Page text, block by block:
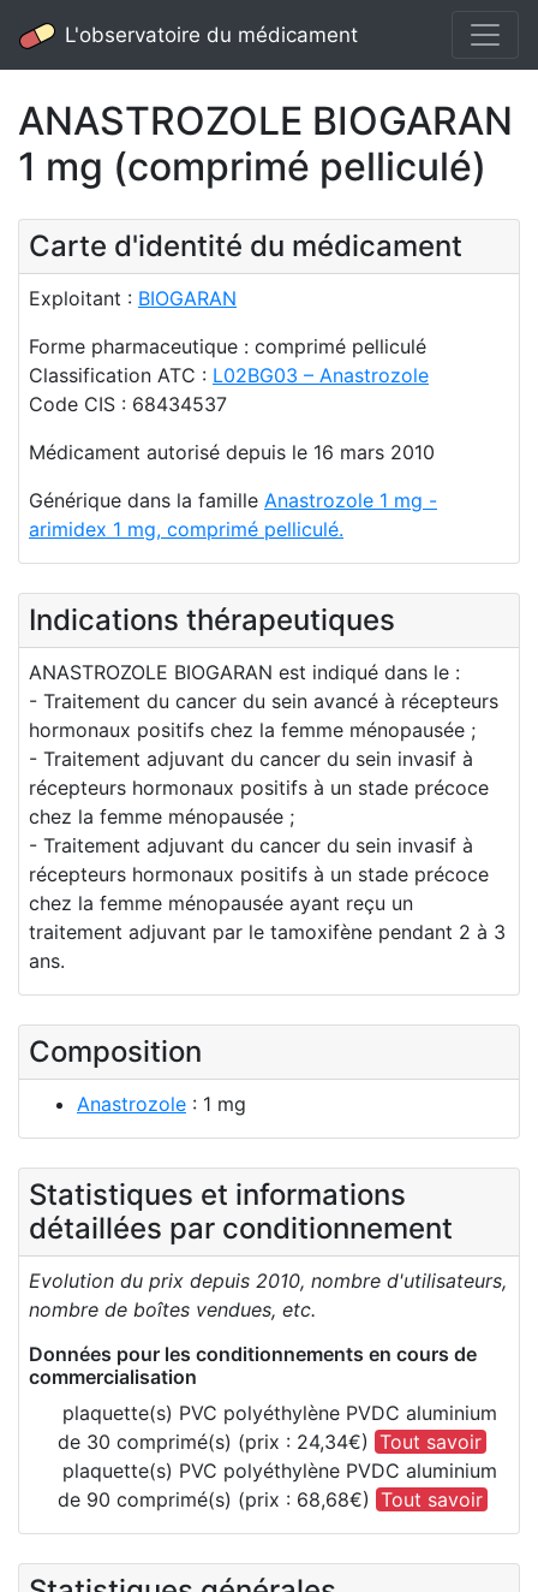
L'observatoire du médicament
ANASTROZOLE BIOGARAN
1 mg (comprimé pelliculé)
Carte d'identité du médicament
Exploitant : BIOGARAN
Forme pharmaceutique : comprimé pelliculé
Classification ATC : L02BG03 – Anastrozole
Code CIS : 68434537
Médicament autorisé depuis le 16 mars 2010
Générique dans la famille Anastrozole 1 mg -
arimidex 1 mg, comprimé pelliculé.
Indications thérapeutiques
ANASTROZOLE BIOGARAN est indiqué dans le :
- Traitement du cancer du sein avancé à récepteurs
hormonaux positifs chez la femme ménopausée ;
- Traitement adjuvant du cancer du sein invasif à
récepteurs hormonaux positifs à un stade précoce
chez la femme ménopausée ;
- Traitement adjuvant du cancer du sein invasif à
récepteurs hormonaux positifs à un stade précoce
chez la femme ménopausée ayant reçu un
traitement adjuvant par le tamoxifène pendant 2 à 3
ans.
Composition
Anastrozole : 1 mg
Statistiques et informations
détaillées par conditionnement
Evolution du prix depuis 2010, nombre d'utilisateurs,
nombre de boîtes vendues, etc.
Données pour les conditionnements en cours de
commercialisation
plaquette(s) PVC polyéthylène PVDC aluminium
de 30 comprimé(s) (prix : 24,34€) Tout savoir
plaquette(s) PVC polyéthylène PVDC aluminium
de 90 comprimé(s) (prix : 68,68€) Tout savoir